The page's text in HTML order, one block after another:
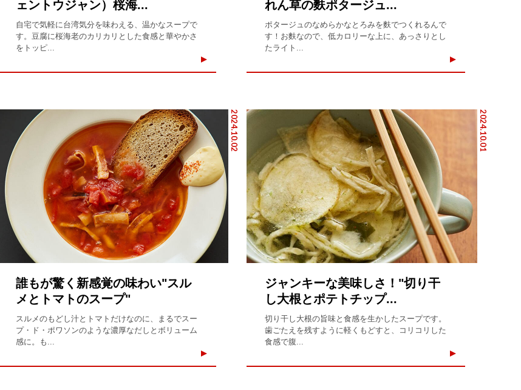
ェントウジャン）桜海...
自宅で気軽に台湾気分を味わえる、温かなスープで
す。豆腐に桜海老のカリカリとした食感と華やかさ
をトッピ...
れん草の麩ポタージュ...
ポタージュのなめらかなとろみを麩でつくれるんで
す！お麩なので、低カロリーな上に、あっさりとし
たライト...
2024.10.02
誰もが驚く新感覚の味わい"スル
メとトマトのスープ"
スルメのもどし汁とトマトだけなのに、まるでスー
プ・ド・ポワソンのような濃厚なだしとボリューム
感に。も...
2024.10.01
ジャンキーな美味しさ！"切り干
し大根とポテトチップ...
切り干し大根の旨味と食感を生かしたスープです。
歯ごたえを残すように軽くもどすと、コリコリした
食感で腹...